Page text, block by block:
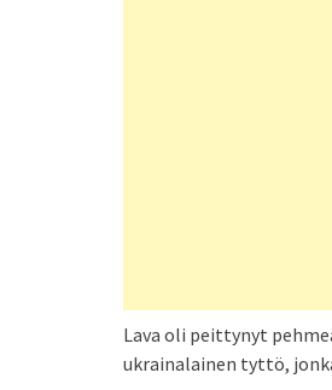
Lava oli peittynyt
ukrainalainen tyttö,